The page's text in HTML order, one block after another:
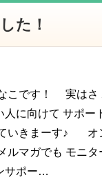
た！
こです！ 実はさ
人に向けて サポ
いきまーす♪ オ
ルマガでも モニ
サポー…